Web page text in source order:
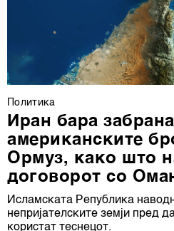
Политика
Иран бара
американските
Ормуз, како што
договорот со
Исламската Република
непријателските земји пред
користат теснецот.